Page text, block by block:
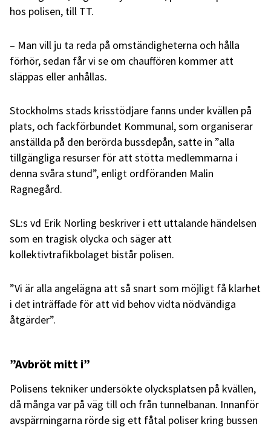
hos polisen, till TT.
– Man vill ju ta reda på omständigheterna och hålla
förhör, sedan får vi se om chauffören kommer att
släppas eller anhållas.
Stockholms stads krisstödjare fanns under kvällen på
plats, och fackförbundet Kommunal, som organiserar
anställda på den berörda bussdepån, satte in ”alla
tillgängliga resurser för att stötta medlemmarna i
denna svåra stund”, enligt ordföranden Malin
Ragnegård.
SL:s vd Erik Norling beskriver i ett uttalande händelsen
som en tragisk olycka och säger att
kollektivtrafikbolaget bistår polisen.
”Vi är alla angelägna att så snart som möjligt få klarhet
i det inträffade för att vid behov vidta nödvändiga
åtgärder”.
”Avbröt mitt i”
Polisens tekniker undersökte olycksplatsen på kvällen,
då många var på väg till och från tunnelbanan. Innanför
avspärrningarna rörde sig ett fåtal poliser kring bussen